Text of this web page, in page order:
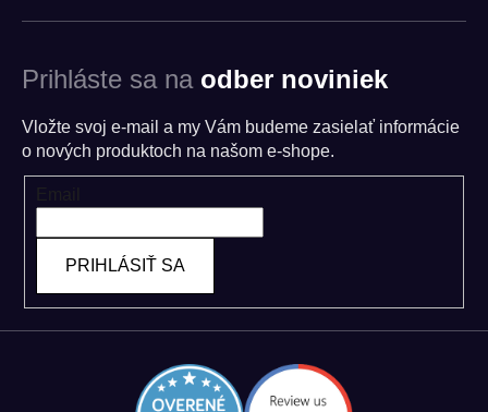
Prihláste sa na odber noviniek
Vložte svoj e-mail a my Vám budeme zasielať informácie
o nových produktoch na našom e-shope.
PRIHLÁSIŤ SA